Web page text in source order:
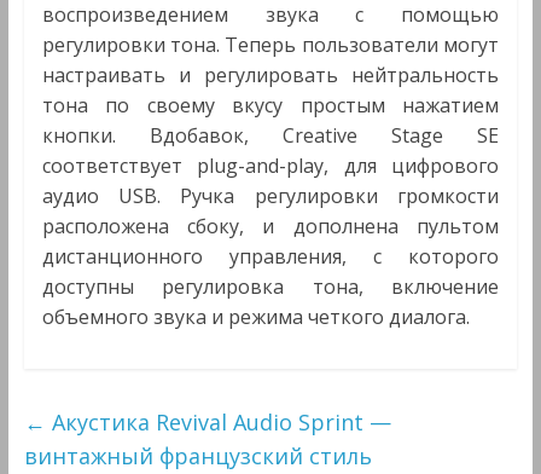
воспроизведением звука с помощью
регулировки тона. Теперь пользователи могут
настраивать и регулировать нейтральность
тона по своему вкусу простым нажатием
кнопки. Вдобавок, Creative Stage SE
соответствует plug-and-play, для цифрового
аудио USB. Ручка регулировки громкости
расположена сбоку, и дополнена пультом
дистанционного управления, с которого
доступны регулировка тона, включение
объемного звука и режима четкого диалога.
← Акустика Revival Audio Sprint —
винтажный французский стиль